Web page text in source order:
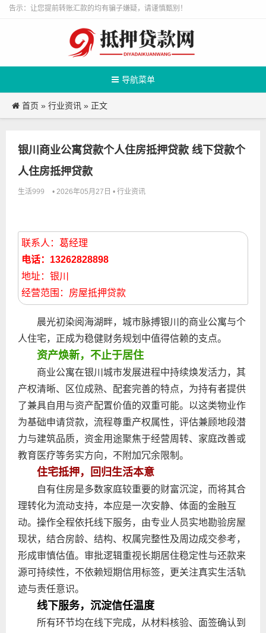
告示：让您提前转账汇款的均有骗子嫌疑，请谨慎甄别！
导航菜单
首页 » 行业资讯 » 正文
银川商业公寓贷款个人住房抵押贷款 线下贷款个
人住房抵押贷款
生活999 • 2026年05月27日 • 行业资讯
联系人：葛经理
电话：13262828898
地址：银川
经营范围：房屋抵押贷款
晨光初染阅海湖畔，城市脉搏银川的商业公寓与个
人住宅，正成为稳健财务规划中值得信赖的支点。
资产焕新，不止于居住
商业公寓在银川城市发展进程中持续焕发活力，其
产权清晰、区位成熟、配套完善的特点，为持有者提供
了兼具自用与资产配置价值的双重可能。以这类物业作
为基础申请贷款，流程尊重产权属性，评估兼顾地段潜
力与建筑品质，资金用途聚焦于经营周转、家庭改善或
教育医疗等务实方向，不附加冗余限制。
住宅抵押，回归生活本意
自有住房是多数家庭较重要的财富沉淀，而将其合
理转化为流动支持，本应是一次安静、体面的金融互
动。操作全程依托线下服务，由专业人员实地勘验房屋
现状，结合房龄、结构、权属完整性及周边成交参考，
形成审慎估值。审批逻辑重视长期居住稳定性与还款来
源可持续性，不依赖短期信用标签，更关注真实生活轨
迹与责任意识。
线下服务，沉淀信任温度
所有环节均在线下完成，从材料核验、面签确认到